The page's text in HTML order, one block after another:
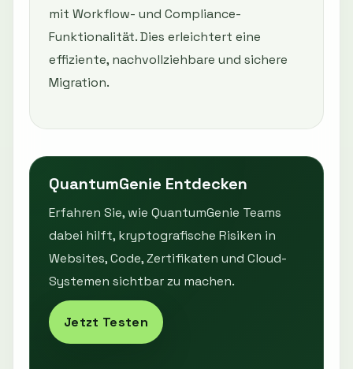
mit Workflow- und Compliance-
Funktionalität. Dies erleichtert eine
effiziente, nachvollziehbare und sichere
Migration.
QuantumGenie Entdecken
Erfahren Sie, wie QuantumGenie Teams
dabei hilft, kryptografische Risiken in
Websites, Code, Zertifikaten und Cloud-
Systemen sichtbar zu machen.
Jetzt Testen